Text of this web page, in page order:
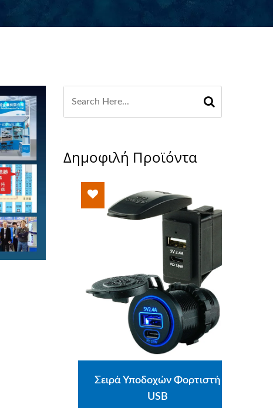
Δημοφιλή Προϊόντα
Σειρά Υποδοχών Φορτιστή
USB